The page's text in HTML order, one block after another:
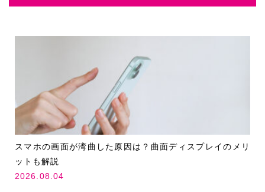
スマホの画面が湾曲した原因は？曲面ディスプレイのメリ
ットも解説
2026.08.04